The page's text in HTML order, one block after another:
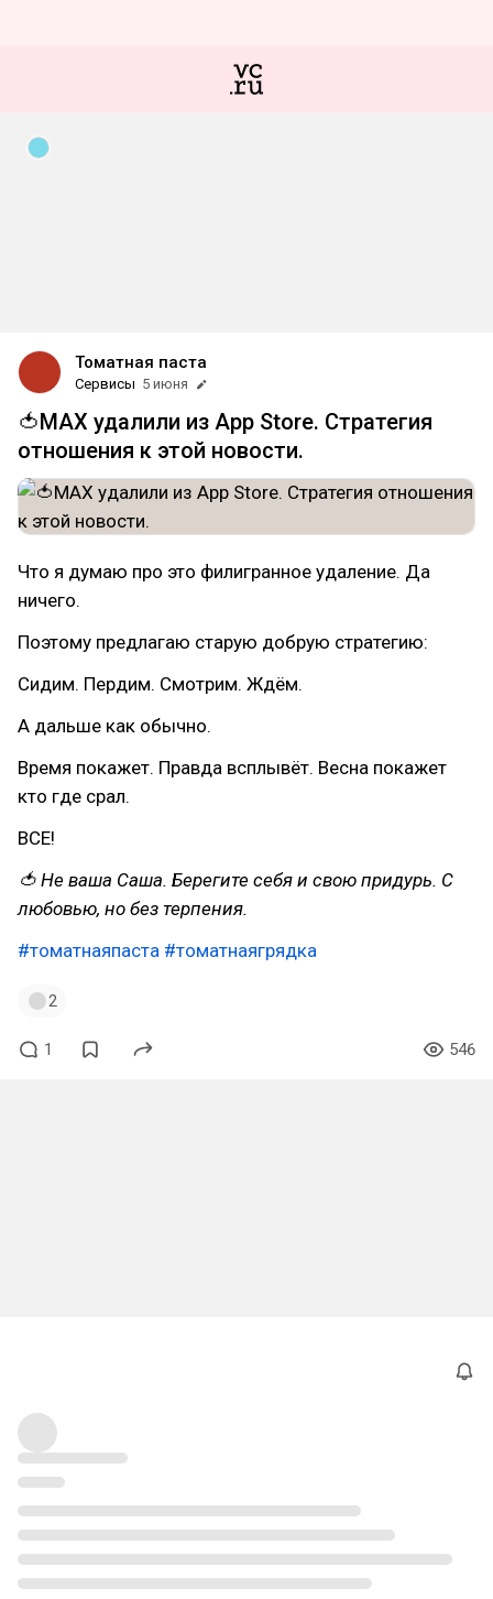
Томатная паста
Сервисы 5 июня
🍅MAX удалили из App Store. Стратегия
отношения к этой новости.
Что я думаю про это филигранное удаление. Да
ничего.
Поэтому предлагаю старую добрую стратегию:
Сидим. Пердим. Смотрим. Ждём.
А дальше как обычно.
Время покажет. Правда всплывёт. Весна покажет
кто где срал.
ВСЕ!
🍅 Не ваша Саша. Берегите себя и свою придурь. С
любовью, но без терпения.
#томатнаяпаста #томатнаягрядка
2
1 546